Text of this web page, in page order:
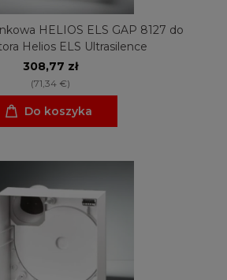
HELIOS ELS GAP 8127 do
Helios ELS Ultrasilence
308,77 zł
(71,34 €)
Do koszyka